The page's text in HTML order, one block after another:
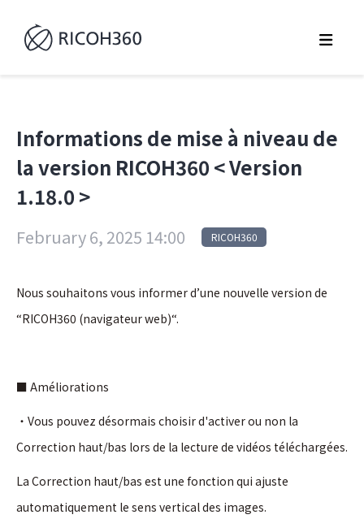
Informations de mise à niveau de
la version RICOH360 < Version
1.18.0 >
February 6, 2025 14:00 RICOH360
Nous souhaitons vous informer d’une nouvelle version de
“RICOH360 (navigateur web)“.
■ Améliorations
・Vous pouvez désormais choisir d'activer ou non la
Correction haut/bas lors de la lecture de vidéos téléchargées.
La Correction haut/bas est une fonction qui ajuste
automatiquement le sens vertical des images.